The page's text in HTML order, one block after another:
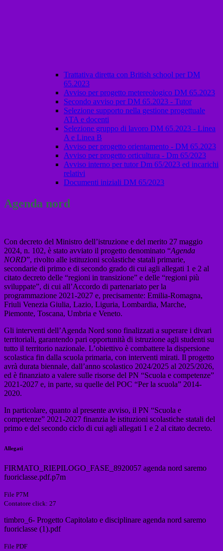
Trattativa diretta con British school per DM
65.2023
Avviso per progetto metereologico DM 65.2023
Secondo avviso per DM 65.2023 - Tutor
Selezione supporto nella gestione progettuale
ATA e docenti
Selezione gruppo di lavoro DM 65.2023 - Linea
A e Linea B
Avviso per progetto orientamento - DM 65.2023
Avviso per progetto orticultura - Dm 65/2023
Avviso interno per tutor Dm 65/2023 ed incarichi
relativi
Documenti iniziali DM 65/2023
Agenda nord
Con decreto del Ministro dell’istruzione e del merito 27 maggio
2024, n. 102, è stato avviato il progetto denominato “Agenda
NORD”, rivolto alle istituzioni scolastiche statali primarie,
secondarie di primo e di secondo grado di cui agli allegati 1 e 2 al
citato decreto delle “regioni in transizione” e delle “regioni più
sviluppate”, di cui all’Accordo di partenariato per la
programmazione 2021-2027 e, precisamente: Emilia-Romagna,
Friuli Venezia Giulia, Lazio, Liguria, Lombardia, Marche,
Piemonte, Toscana, Umbria e Veneto.
Gli interventi dell’Agenda Nord sono finalizzati a superare i divari
territoriali, garantendo pari opportunità di istruzione agli studenti su
tutto il territorio nazionale. L’obiettivo è combattere la dispersione
scolastica fin dalla scuola primaria, con interventi mirati. Il progetto
avrà durata biennale, dall’anno scolastico 2024/2025 al 2025/2026,
ed è finanziato a valere sulle risorse del PN “Scuola e competenze”
2021-2027 e, in parte, su quelle del POC “Per la scuola” 2014-
2020.
In particolare, quanto al presente avviso, il PN “Scuola e
competenze” 2021-2027 finanzia le istituzioni scolastiche statali del
primo e del secondo ciclo di cui agli allegati 1 e 2 al citato decreto.
Allegati
FIRMATO_RIEPILOGO_FASE_8920057 agenda nord saremo
fuoriclasse.pdf.p7m
File P7M
Contatore click: 27
timbro_6- Progetto Capitolato e disciplinare agenda nord saremo
fuoriclasse (1).pdf
File PDF